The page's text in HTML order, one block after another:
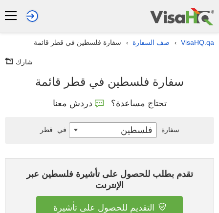
VisaHQ.qa
› صف السفارة › سفارة فلسطين في قطر قائمة
شارك
سفارة فلسطين في قطر قائمة
تحتاج مساعدة؟ دردش معنا
تقدم بطلب للحصول على تأشيرة فلسطين عبر
الإنترنت
التقديم للحصول على تأشيرة
سفارة فلسطين في قطر